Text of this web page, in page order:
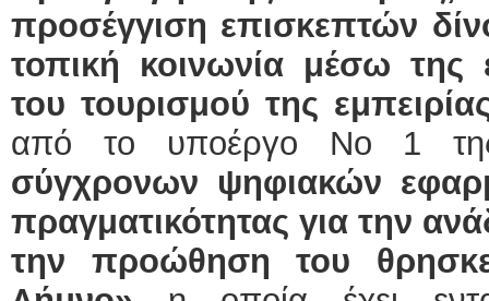
προσέγγιση επισκεπτών
τοπική κοινωνία μέσω της
του τουρισμού της
από το υποέργο Νο 1
σύγχρονων ψηφιακών
πραγματικότητας για την
την προώθηση του